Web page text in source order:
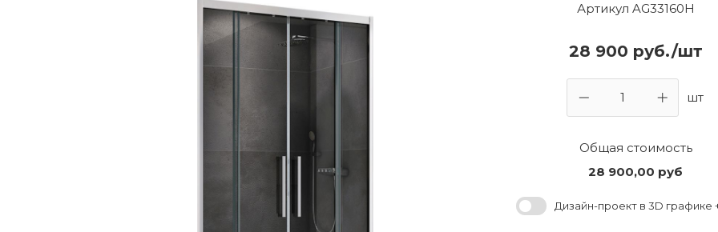
Артикул AG33160H
28 900 руб./шт
шт
Общая стоимость
28 900,00 руб
Дизайн-проект в 3D графике